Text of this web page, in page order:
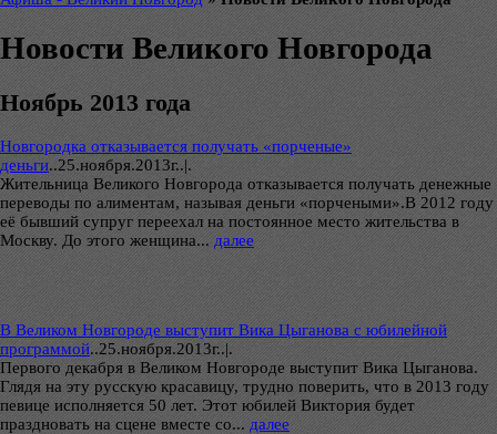
Новости Великого Новгорода
Ноябрь 2013 года
Новгородка отказывается получать «порченые»
деньги..25.ноября.2013г..|.
Жительница Великого Новгорода отказывается получать денежные
переводы по алиментам, называя деньги «порчеными».В 2012 году
её бывший супруг переехал на постоянное место жительства в
Москву. До этого женщина... далее
В Великом Новгороде выступит Вика Цыганова с юбилейной
программой..25.ноября.2013г..|.
Первого декабря в Великом Новгороде выступит Вика Цыганова.
Глядя на эту русскую красавицу, трудно поверить, что в 2013 году
певице исполняется 50 лет. Этот юбилей Виктория будет
праздновать на сцене вместе со... далее